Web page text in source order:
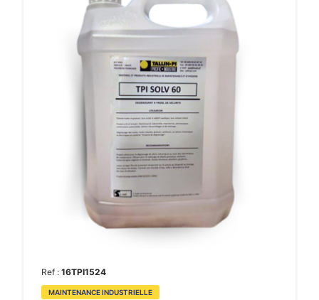
Ref : 16TPI1524
MAINTENANCE INDUSTRIELLE